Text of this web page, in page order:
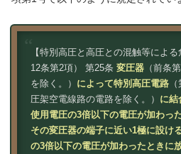
【特別高圧と高圧との混触等によ
12条第2項） 第25条 変圧器（前条
を除く。） によって特別高圧電路（
圧架空電線路の電路を除く。） に結
使用電圧の3倍以下の電圧が加わっ
その変圧器の端子に近い1極に設け
の3倍以下の電圧が加わったときに